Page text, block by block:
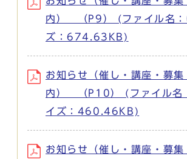
内） （P9） (ファイル名
ズ：674.63KB)
お知らせ（催し・講座・募集
内） （P10） (ファイル
イズ：460.46KB)
お知らせ（催し・講座・募集